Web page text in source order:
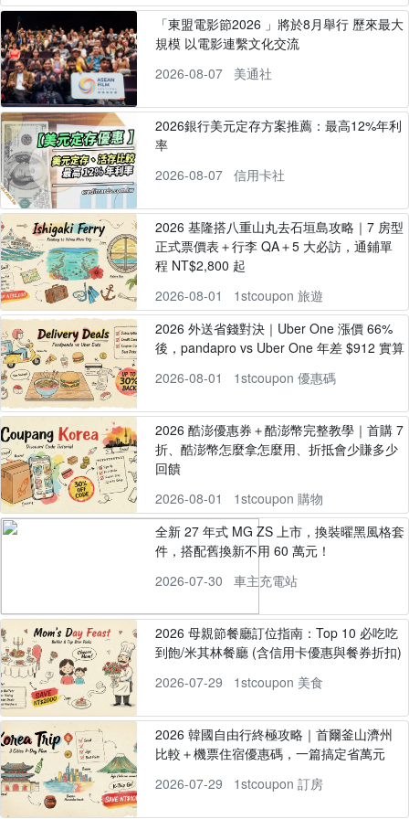
「東盟電影節2026 」將於8月舉行 歷來最大
規模 以電影連繫文化交流
2026-08-07
美通社
2026銀行美元定存方案推薦：最高12%年利
率
2026-08-07
信用卡社
2026 基隆搭八重山丸去石垣島攻略｜7 房型
正式票價表＋行李 QA＋5 大必訪，通鋪單
程 NT$2,800 起
2026-08-01
1stcoupon 旅遊
2026 外送省錢對決｜Uber One 漲價 66%
後，pandapro vs Uber One 年差 $912 實算
2026-08-01
1stcoupon 優惠碼
2026 酷澎優惠券＋酷澎幣完整教學｜首購 7
折、酷澎幣怎麼拿怎麼用、折抵會少賺多少
回饋
2026-08-01
1stcoupon 購物
全新 27 年式 MG ZS 上市，換裝曜黑風格套
件，搭配舊換新不用 60 萬元！
2026-07-30
車主充電站
2026 母親節餐廳訂位指南：Top 10 必吃吃
到飽/米其林餐廳 (含信用卡優惠與餐券折扣)
2026-07-29
1stcoupon 美食
2026 韓國自由行終極攻略｜首爾釜山濟州
比較＋機票住宿優惠碼，一篇搞定省萬元
2026-07-29
1stcoupon 訂房